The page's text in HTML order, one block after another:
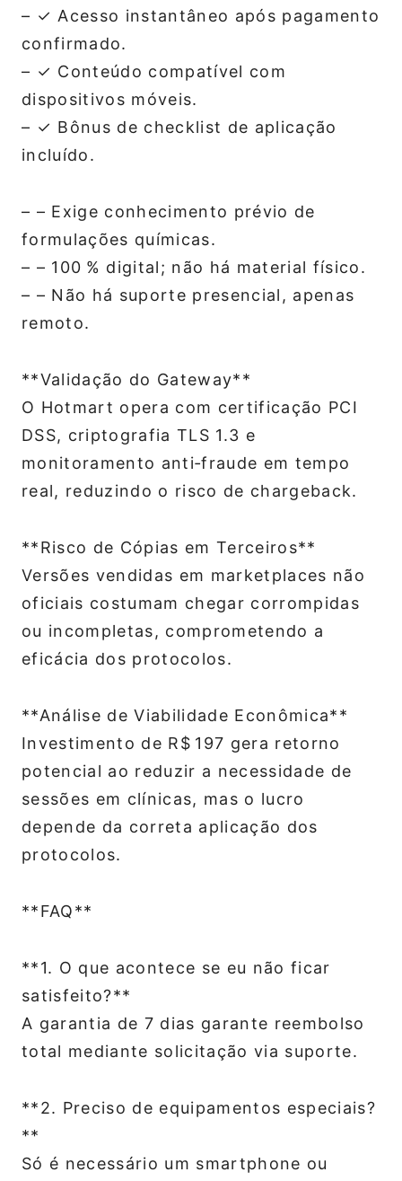
– ✓ Acesso instantâneo após pagamento
confirmado.
– ✓ Conteúdo compatível com
dispositivos móveis.
– ✓ Bônus de checklist de aplicação
incluído.
– – Exige conhecimento prévio de
formulações químicas.
– – 100 % digital; não há material físico.
– – Não há suporte presencial, apenas
remoto.
**Validação do Gateway**
O Hotmart opera com certificação PCI
DSS, criptografia TLS 1.3 e
monitoramento anti‑fraude em tempo
real, reduzindo o risco de chargeback.
**Risco de Cópias em Terceiros**
Versões vendidas em marketplaces não
oficiais costumam chegar corrompidas
ou incompletas, comprometendo a
eficácia dos protocolos.
**Análise de Viabilidade Econômica**
Investimento de R$ 197 gera retorno
potencial ao reduzir a necessidade de
sessões em clínicas, mas o lucro
depende da correta aplicação dos
protocolos.
**FAQ**
**1. O que acontece se eu não ficar
satisfeito?**
A garantia de 7 dias garante reembolso
total mediante solicitação via suporte.
**2. Preciso de equipamentos especiais?
**
Só é necessário um smartphone ou